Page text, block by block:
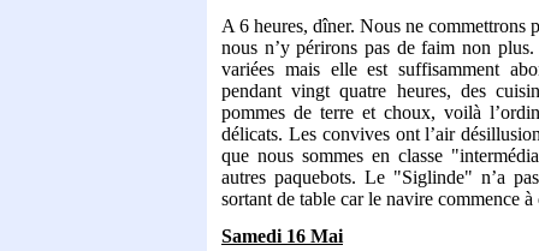
A 6 heures, dîner. Nous ne commettrons
nous n’y périrons pas de faim non
variées mais elle est suffisamment
pendant vingt quatre heures, des
pommes de terre et choux, voilà
délicats. Les convives ont l’air
que nous sommes en classe
autres paquebots. Le "Siglinde" n’a
sortant de table car le navire commence à
Samedi 16 Mai